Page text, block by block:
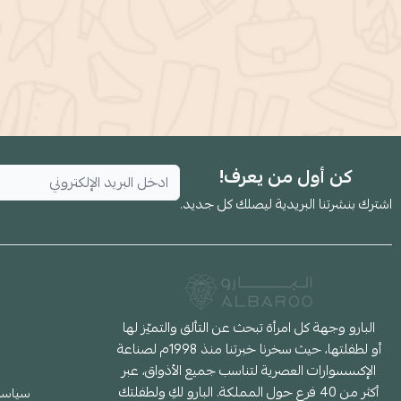
كن أول من يعرف!
اشترك بنشرتنا البريدية ليصلك كل جديد.
البارو وجهة كل امرأة تبحث عن التألق والتميّز لها
أو لطفلتها، حيث سخرنا خبرتنا منذ 1998م لصناعة
الإكسسوارات العصرية لتناسب جميع الأذواق، عبر
أكثر من 40 فرع حول المملكة. البارو لكِ ولطفلتك